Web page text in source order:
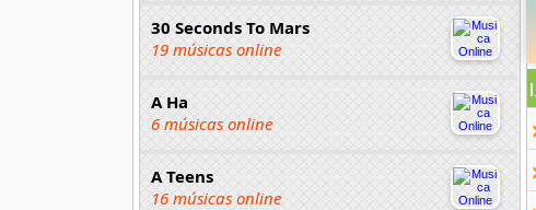
30 Seconds To Mars
19 músicas online
A Ha
6 músicas online
A Teens
16 músicas online